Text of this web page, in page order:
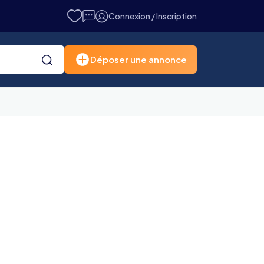
Connexion / Inscription
Déposer une annonce